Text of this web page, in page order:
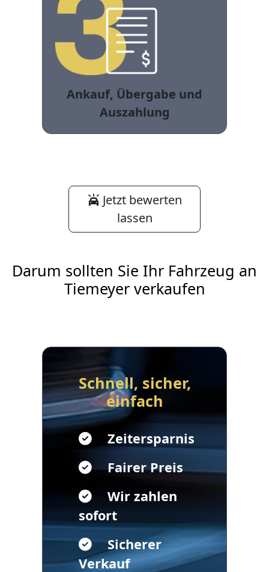
Ankauf, Übergabe und
Auszahlung
Jetzt bewerten
lassen
Darum sollten Sie Ihr Fahrzeug an
Tiemeyer verkaufen
Schnell, sicher,
einfach
Zeitersparnis
Fairer Preis
Wir zahlen
sofort
Sicherer
Verkauf